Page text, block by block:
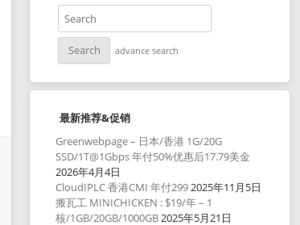
advance search
最新推荐&促销
Greenwebpage – 日本/香港 1G/20G
SSD/1T@1Gbps 年付50%优惠后17.79美金
2026年4月4日
CloudIPLC 香港CMI 年付2992025年11月5日
搬瓦工 MINICHICKEN : $19/年 – 1
核/1GB/20GB/1000GB2025年5月21日